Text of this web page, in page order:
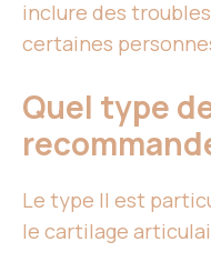
inclure des
certaines
Quel type
Le type II est
le cartilage